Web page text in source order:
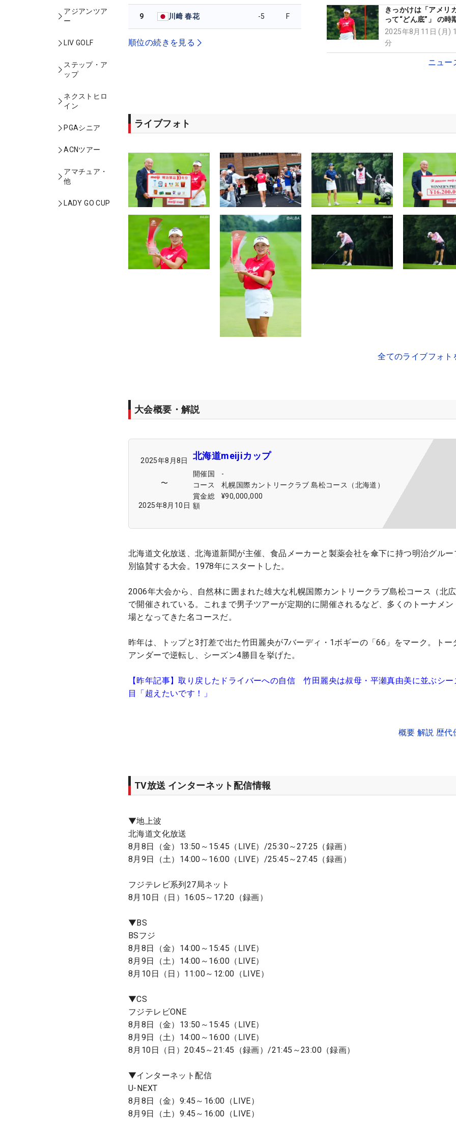
アジアンツア
ー
LIV GOLF
ステップ・ア
ップ
ネクストヒロ
イン
PGAシニア
ACNツアー
アマチュア・
他
LADY GO CUP
9 川﨑 春花 -5 F
順位の続きを見る
きっかけは「アメリ
って“どん底”」 の
本結が届けたい 「本
い」女子ツアーの世
2025年8月11日 (月)
分
ニュー
ライブフォト
全てのライブフォト
大会概要・解説
2025年8月8日
〜
2025年8月10日
北海道meijiカップ
開催国
-
コース
札幌国際カントリークラブ 島松コース（北海道）
賞金総
額
¥90,000,000
北海道文化放送、北海道新聞が主催、食品メーカーと製薬会社を傘下に持つ明治グルー
別協賛する大会。1978年にスタートした。
2006年大会から、自然林に囲まれた雄大な札幌国際カントリークラブ島松コース（北
で開催されている。これまで男子ツアーが定期的に開催されるなど、多くのトーナメン
場となってきた名コースだ。
昨年は、トップと3打差で出た竹田麗央が7バーディ・1ボギーの「66」をマーク。トー
アンダーで逆転し、シーズン4勝目を挙げた。
【昨年記事】取り戻したドライバーへの自信 竹田麗央は叔母・平瀬真由美に並ぶシー
目「超えたいです！」
概要 解説 歴代
TV放送 インターネット配信情報
▼地上波
北海道文化放送
8月8日（金）13:50～15:45（LIVE）/25:30～27:25（録画）
8月9日（土）14:00～16:00（LIVE）/25:45～27:45（録画）
フジテレビ系列27局ネット
8月10日（日）16:05～17:20（録画）
▼BS
BSフジ
8月8日（金）14:00～15:45（LIVE）
8月9日（土）14:00～16:00（LIVE）
8月10日（日）11:00～12:00（LIVE）
▼CS
フジテレビONE
8月8日（金）13:50～15:45（LIVE）
8月9日（土）14:00～16:00（LIVE）
8月10日（日）20:45～21:45（録画）/21:45～23:00（録画）
▼インターネット配信
U-NEXT
8月8日（金）9:45～16:00（LIVE）
8月9日（土）9:45～16:00（LIVE）